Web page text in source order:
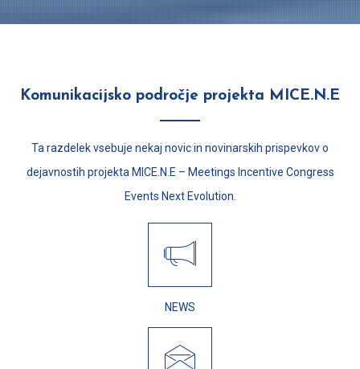
Komunikacijsko področje projekta MICE.N.E
Ta razdelek vsebuje nekaj novic in novinarskih prispevkov o
dejavnostih projekta MICE.N.E – Meetings Incentive Congress
Events Next Evolution.
NEWS